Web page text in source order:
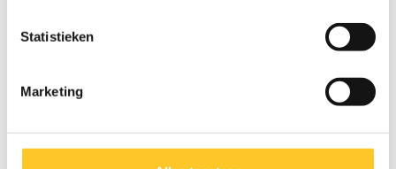
Statistieken
Marketing